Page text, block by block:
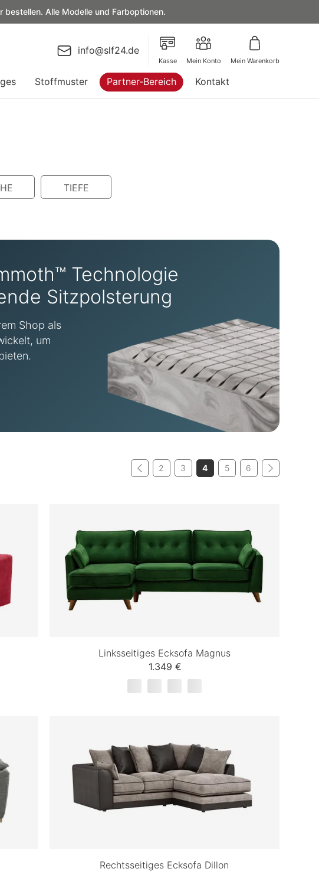
bestellen. Alle Modelle und Farboptionen.
info@slf24.de
Kasse Mein Konto Mein Warenkorb
Stoffmuster Partner-Bereich Kontakt
TIEFE
Technologie
Sitzpolsterung
Shop als
um
2 3 4 5 6
Linksseitiges Ecksofa Magnus
1.349 €
Rechtsseitiges Ecksofa Dillon